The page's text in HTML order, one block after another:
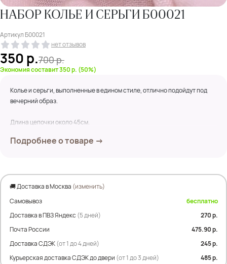
НАБОР КОЛЬЕ И СЕРЬГИ Б00021
Артикул Б00021
нет отзывов
350р.700р.
Экономия составит 350 р. (50%)
Колье и серьги, выполненные в едином стиле, отлично подойдут под
вечерний образ.
Длина цепочки около 45см.
Подробнее о товаре →
🚚 Доставка в Москва (изменить)
Самовывоз
бесплатно
Доставка в ПВЗ Яндекс (5 дней)
270 р.
Почта России
475.90 р.
Доставка СДЭК(от 1 до 4 дней)
245 р.
Курьерская доставка СДЭК до двери (от 1 до 3 дней) 485 р.